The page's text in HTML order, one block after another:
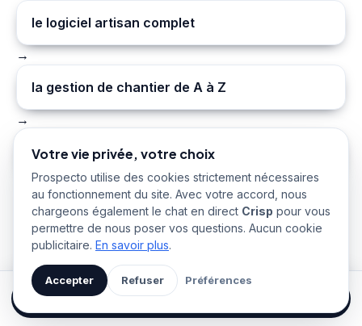
le logiciel artisan complet
→
la gestion de chantier de A à Z
→
le blog Prospecto
Démarrer mon essai gratuit
Votre vie privée, votre choix
Prospecto utilise des cookies strictement nécessaires
au fonctionnement du site. Avec votre accord, nous
chargeons également le chat en direct Crisp pour vous
permettre de nous poser vos questions. Aucun cookie
publicitaire. En savoir plus.
Accepter Refuser Préférences